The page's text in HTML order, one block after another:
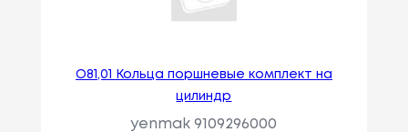
O81,01 Кольца поршневые комплект на
цилиндр
yenmak 9109296000